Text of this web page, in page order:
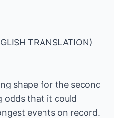
TRANSLATION)
shape for the second
odds that it could
events on record.